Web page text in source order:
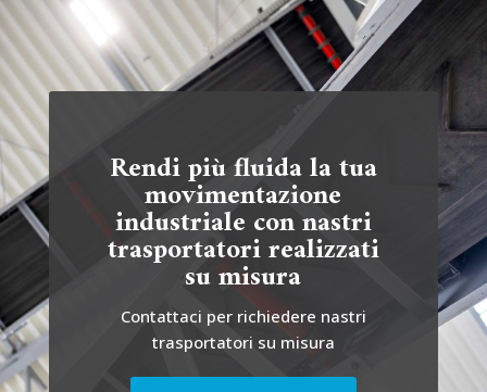
Rendi più fluida la tua
movimentazione
industriale con nastri
trasportatori realizzati
su misura
Contattaci per richiedere nastri
trasportatori su misura